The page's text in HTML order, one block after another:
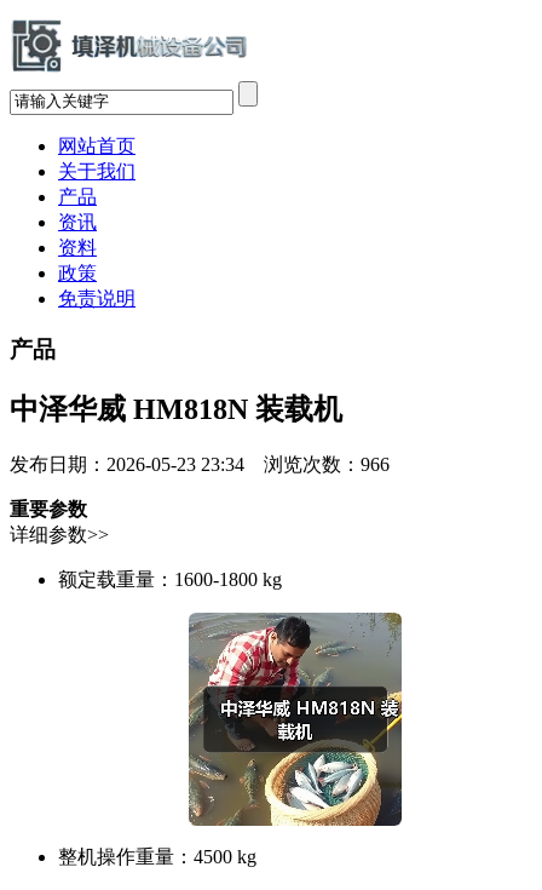
网站首页
关于我们
产品
资讯
资料
政策
免责说明
产品
中泽华威 HM818N 装载机
发布日期：2026-05-23 23:34 浏览次数： 966
重要参数
详细参数>>
额定载重量： 1600-1800 kg
整机操作重量： 4500 kg